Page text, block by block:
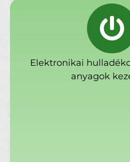
Elektronikai
anyagok